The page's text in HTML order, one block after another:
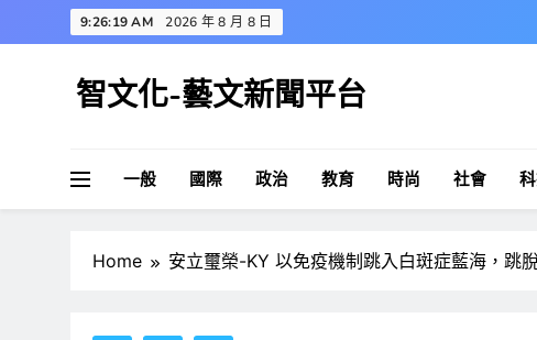
to
9:26:20 AM 2026 年 8 月 8 日
智文化-藝文新聞平台
一般 國際 政治 教育 時尚 社會
Home 安立璽榮-KY 以免疫機制跳入白斑症藍海，跳